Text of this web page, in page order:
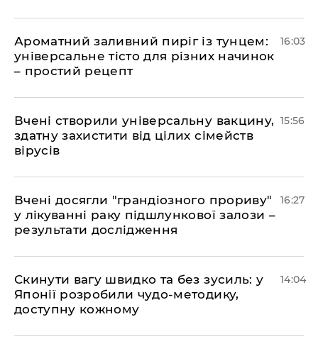
Ароматний заливний пиріг із тунцем:
універсальне тісто для різних начинок
– простий рецепт
16:03
Вчені створили універсальну вакцину,
здатну захистити від цілих сімейств
вірусів
15:56
Вчені досягли "грандіозного прориву"
у лікуванні раку підшлункової залози –
результати дослідження
16:27
Скинути вагу швидко та без зусиль: у
Японії розробили чудо-методику,
доступну кожному
14:04